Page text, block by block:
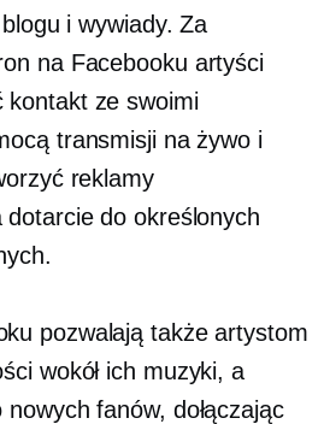
i wywiady. Za
na Facebooku artyści
kontakt ze swoimi
transmisji na żywo i
reklamy
dotarcie do określonych
pozwalają także artystom
wokół ich muzyki, a
fanów, dołączając